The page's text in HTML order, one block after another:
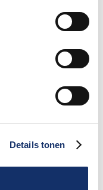
Details tonen